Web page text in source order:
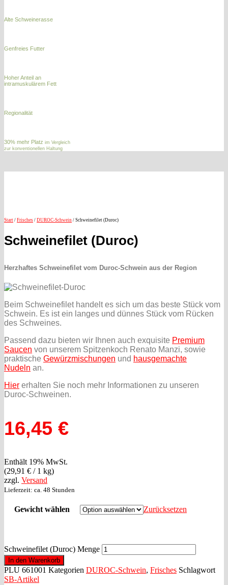
Alte Schweinerasse
Genfreies Futter
Hoher Anteil an
intramuskulärem Fett
Regionalität
30% mehr Platz im Vergleich
zur konventionellen Haltung
Start / Frisches / DUROC-Schwein / Schweinefilet (Duroc)
Schweinefilet (Duroc)
Herzhaftes Schweinefilet vom Duroc-Schwein aus der Region
Beim Schweinefilet handelt es sich um das beste Stück vom
Schwein. Es ist ein langes und dünnes Stück vom Rücken
des Schweines.
Passend dazu bieten wir Ihnen auch exquisite Premium
Saucen von unserem Spitzenkoch Renato Manzi, sowie
praktische Gewürzmischungen und hausgemachte
Nudeln an.
Hier erhalten Sie noch mehr Informationen zu unseren
Duroc-Schweinen.
16,45 €
Enthält 19% MwSt.
(29,91 € / 1 kg)
zzgl. Versand
Lieferzeit: ca. 48 Stunden
Gewicht wählen Zurücksetzen
Schweinefilet (Duroc) Menge
In den Warenkorb
PLU 661001 Kategorien DUROC-Schwein, Frisches Schlagwort
SB-Artikel